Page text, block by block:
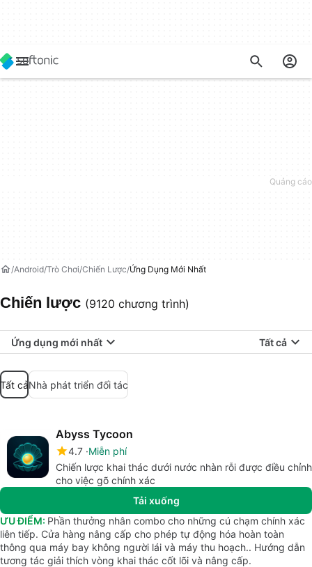
Android Trò Chơi Chiến Lược Ứng Dụng Mới Nhất
Chiến lược (9120 chương trình)
Ứng dụng mới nhất Tất cả
Tất cảNhà phát triển đối tác
Abyss Tycoon
4.7 Miễn phí
Chiến lược khai thác dưới nước nhàn rỗi được điều chỉnh
cho việc gõ chính xác
Tải xuống
ƯU ĐIỂM: Phần thưởng nhân combo cho những cú chạm chính xác
liên tiếp. Cửa hàng nâng cấp cho phép tự động hóa hoàn toàn
thông qua máy bay không người lái và máy thu hoạch.. Hướng dẫn
tương tác giải thích vòng khai thác cốt lõi và nâng cấp.